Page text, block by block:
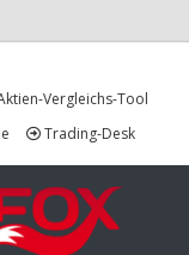
Vergleichs-Tool
Trading-Desk